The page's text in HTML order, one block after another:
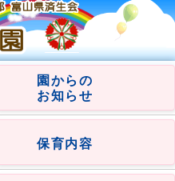
園からの
お知らせ
保育内容